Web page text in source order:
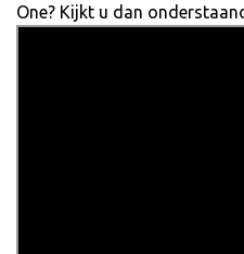
One? Kijkt u dan